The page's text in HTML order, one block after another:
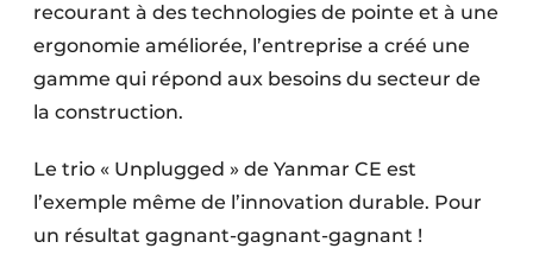
recourant à des technologies de pointe et à une
ergonomie améliorée, l’entreprise a créé une
gamme qui répond aux besoins du secteur de
la construction.
Le trio « Unplugged » de Yanmar CE est
l’exemple même de l’innovation durable. Pour
un résultat gagnant-gagnant-gagnant !